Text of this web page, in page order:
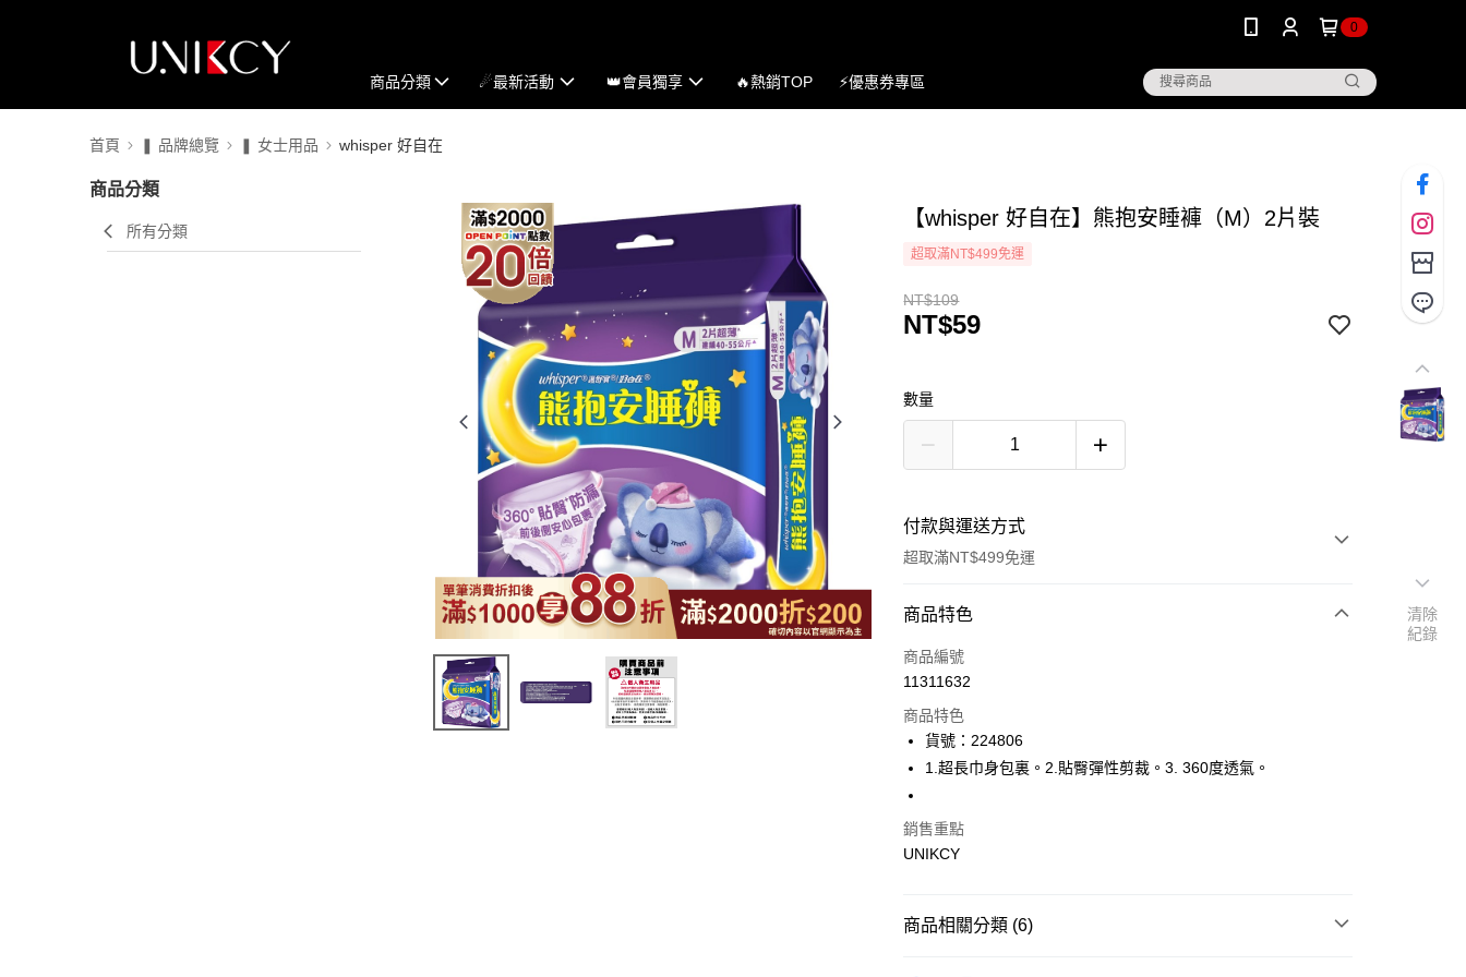
0
商品分類 ☄最新活動 👑會員獨享 🔥熱銷TOP ⚡優惠券專區
首頁 ❚ 品牌總覽 ❚ 女士用品 whisper 好自在
商品分類
所有分類
【whisper 好自在】熊抱安睡褲（M）2片裝
超取滿NT$499免運
NT$109
NT$59
數量
付款與運送方式
超取滿NT$499免運
付款方式
icash Pay
超商取貨付款
LINE Pay
街口支付
Google Pay
商品特色
商品編號
11311632
商品特色
貨號：224806
1.超長巾身包裏。2.貼臀彈性剪裁。3. 360度透氣。
銷售重點
UNIKCY
商品相關分類 (6)
清除
紀錄